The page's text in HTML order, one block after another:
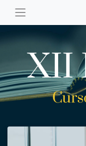
XII